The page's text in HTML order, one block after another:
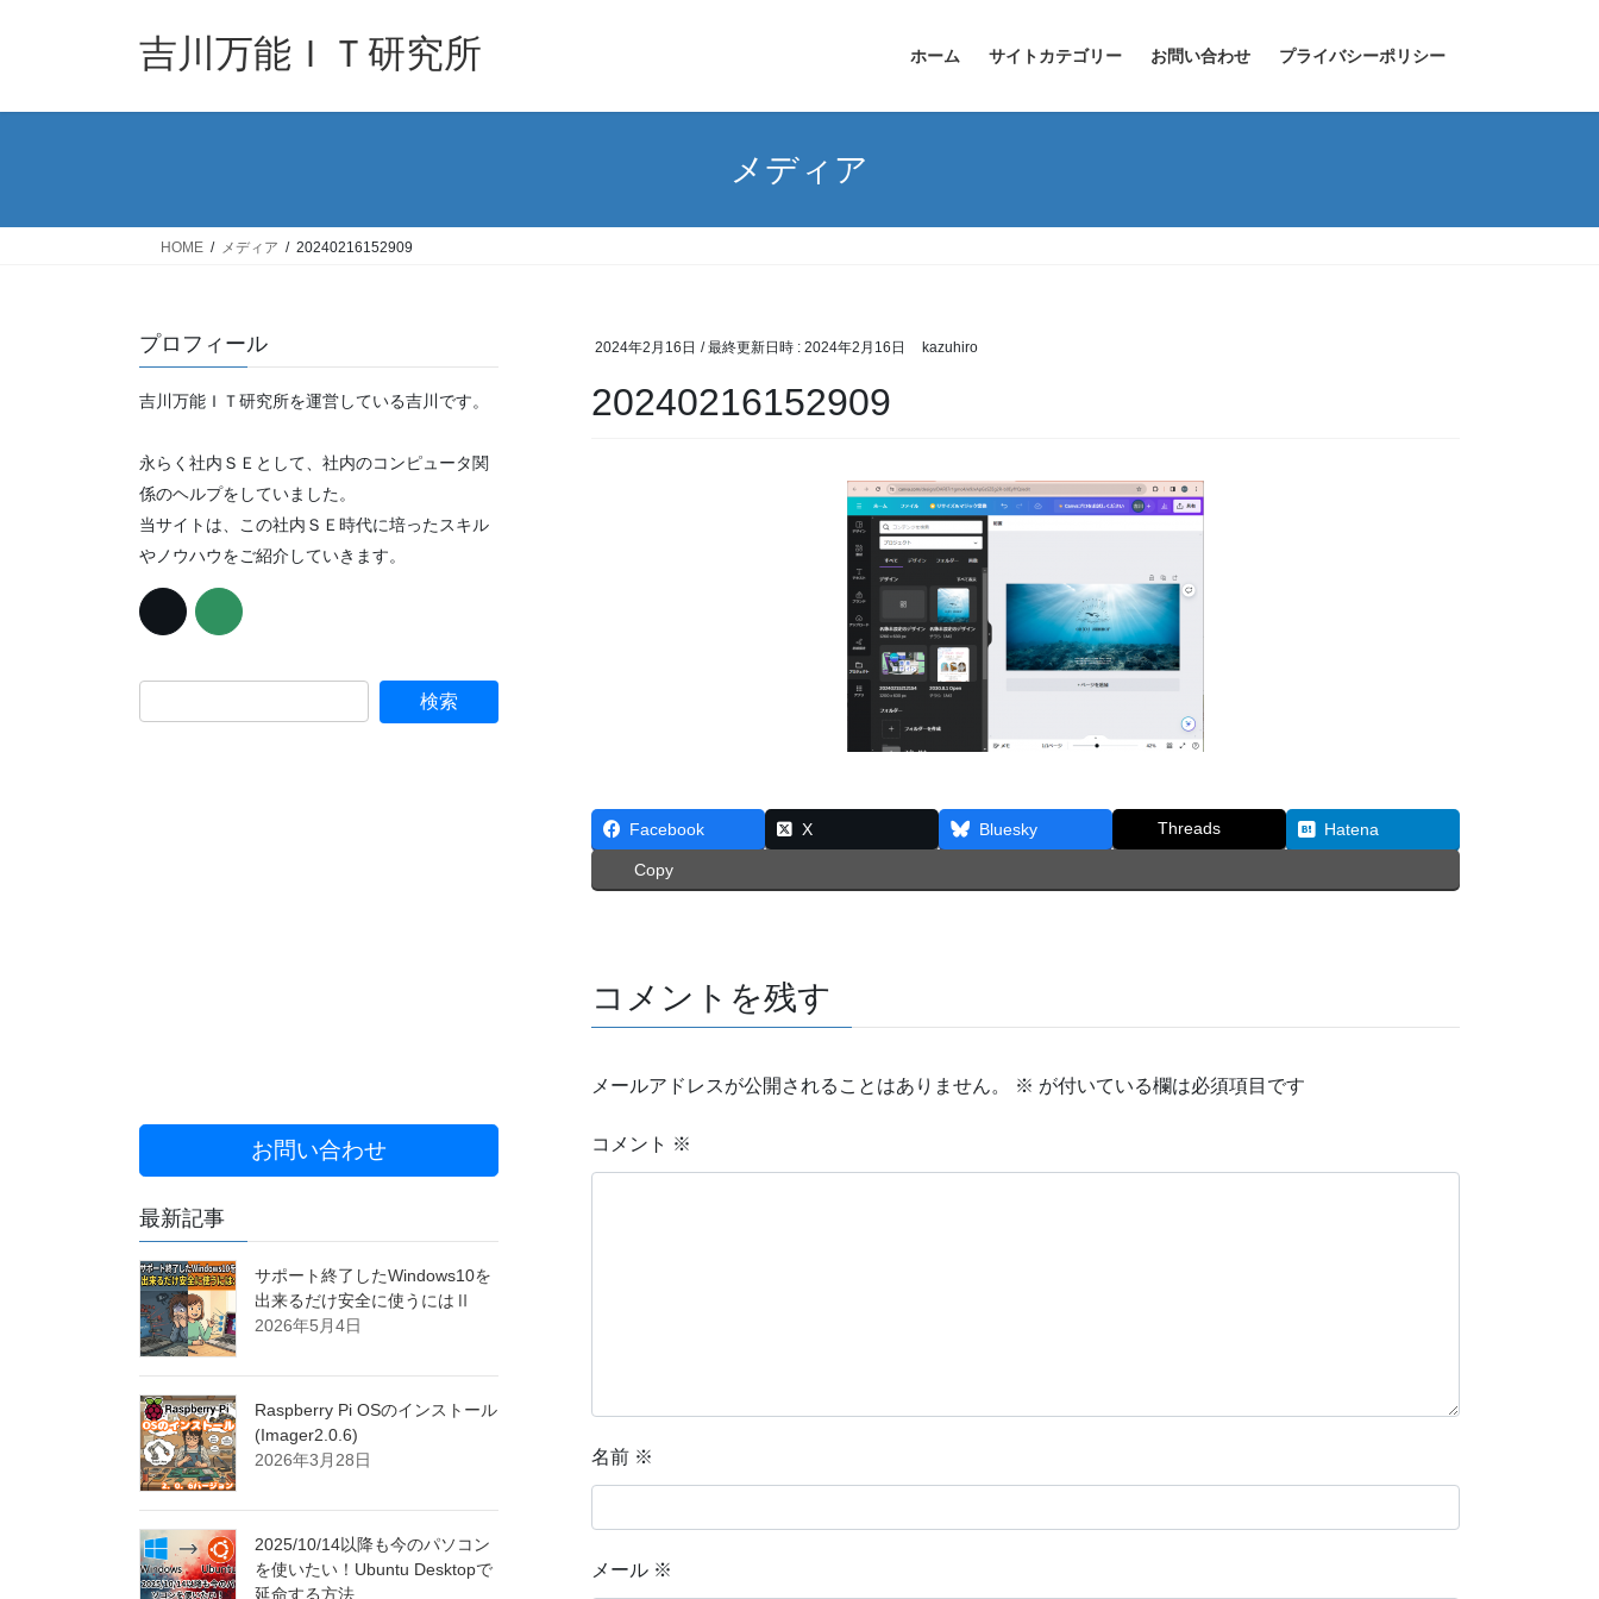
吉川万能ＩＴ研究所 ホーム サイトカテゴリー お問い合わせ プライバシーポリシー
メディア
HOME メディア 20240216152909
2024年2月16日 / 最終更新日時 : 2024年2月16日 kazuhiro
20240216152909
Facebook X Bluesky Threads Hatena
Copy
コメントを残す
メールアドレスが公開されることはありません。 ※ が付いている欄は必須項目です
コメント ※
名前 ※
メール ※
プロフィール
吉川万能ＩＴ研究所を運営している吉川です。
永らく社内ＳＥとして、社内のコンピュータ関
係のヘルプをしていました。
当サイトは、この社内ＳＥ時代に培ったスキル
やノウハウをご紹介していきます。
お問い合わせ
最新記事
サポート終了したWindows10を
出来るだけ安全に使うにはⅡ
2026年5月4日
Raspberry Pi OSのインストール
(Imager2.0.6)
2026年3月28日
2025/10/14以降も今のパソコン
を使いたい！Ubuntu Desktopで
延命する方法